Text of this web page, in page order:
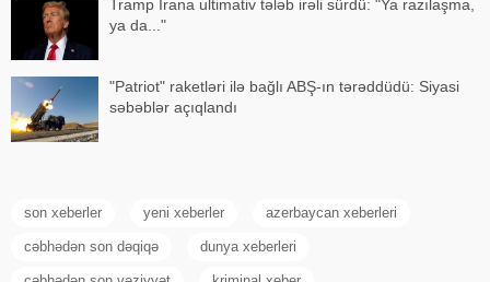
Tramp İrana ultimativ tələb irəli sürdü: "Ya razılaşma,
ya da..."
"Patriot" raketləri ilə bağlı ABŞ-ın tərəddüdü: Siyasi
səbəblər açıqlandı
son xeberler yeni xeberler azerbaycan xeberleri
cəbhədən son dəqiqə dunya xeberleri